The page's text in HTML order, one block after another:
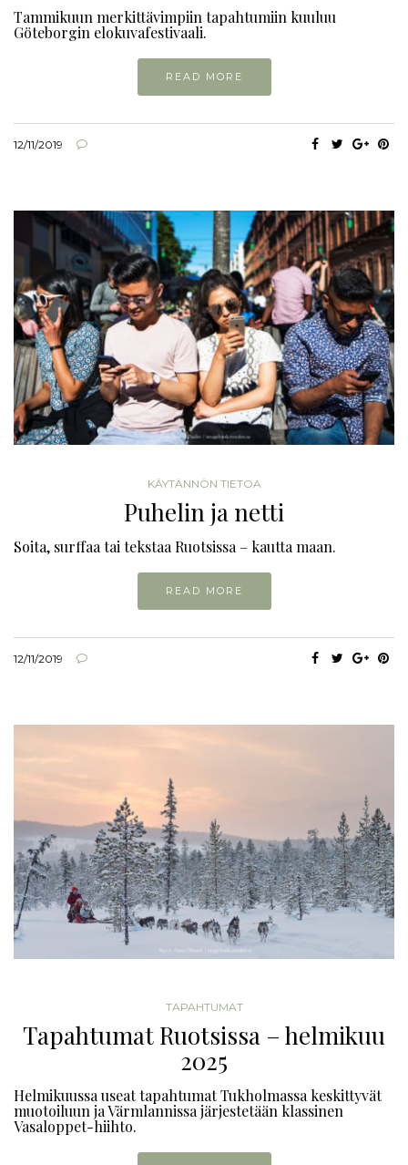
Tammikuun merkittävimpiin tapahtumiin kuuluu
Göteborgin elokuvafestivaali.
READ MORE
12/11/2019
KÄYTÄNNÖN TIETOA
Puhelin ja netti
Soita, surffaa tai tekstaa Ruotsissa – kautta maan.
READ MORE
12/11/2019
TAPAHTUMAT
Tapahtumat Ruotsissa – helmikuu
2025
Helmikuussa useat tapahtumat Tukholmassa keskittyvät
muotoiluun ja Värmlannissa järjestetään klassinen
Vasaloppet-hiihto.